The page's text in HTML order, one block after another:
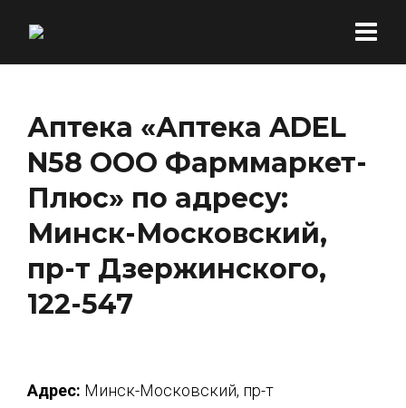
Аптека «Аптека ADEL
N58 ООО Фарммаркет-
Плюс» по адресу:
Минск-Московский,
пр-т Дзержинского,
122-547
Адрес: Минск-Московский, пр-т